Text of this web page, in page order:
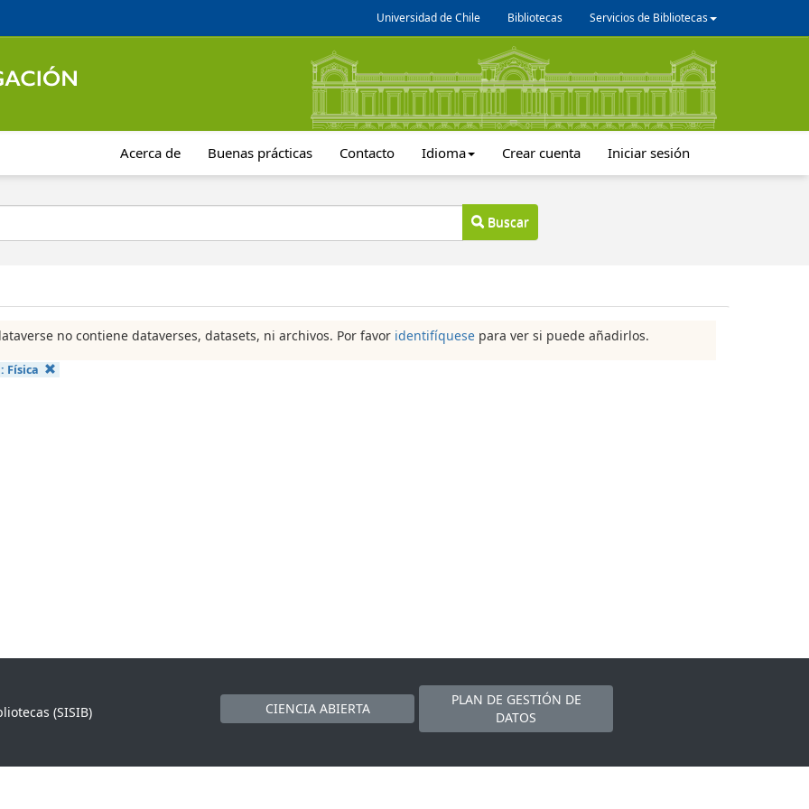
Universidad de Chile Bibliotecas Servicios de Bibliotecas
Acerca de Buenas prácticas Contacto Idioma Crear cuenta Iniciar sesión
Buscar
no contiene dataverses, datasets, ni archivos. Por favor identifíquese para ver si puede añadirlos.
Física
(SISIB)
CIENCIA ABIERTA
PLAN DE GESTIÓN DE
DATOS